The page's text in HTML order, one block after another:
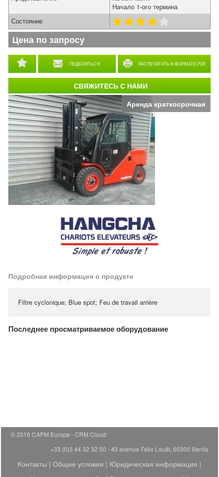
Аренда краткосрочная
ПОДЕЛИТЬСЯ РАСПЕЧАТАТЬ В ФОРМАТЕ PDF
Начало 1-ого термина
Состояние
Цена по запросу
Подробная информация о продукте
Filtre cyclonique; Blue spot; Feu de travail arrière
СВЯЖИТЕСЬ С НАМИ
Последнее просматриваемое оборудование
© 2016 CAPM Europe
CRM Cloud
+33 (0)3 44 32 32 50 - 43 avenue Félix Louât, 60300 Senlis
Контакты | Общие условия | Юридическая информация |